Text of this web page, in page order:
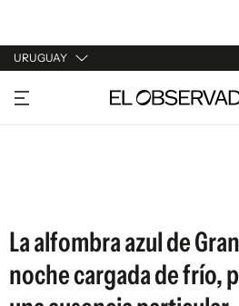
URUGUAY
URUGUAY
ARGENTINA
La alfombra azul de
noche cargada de frío,